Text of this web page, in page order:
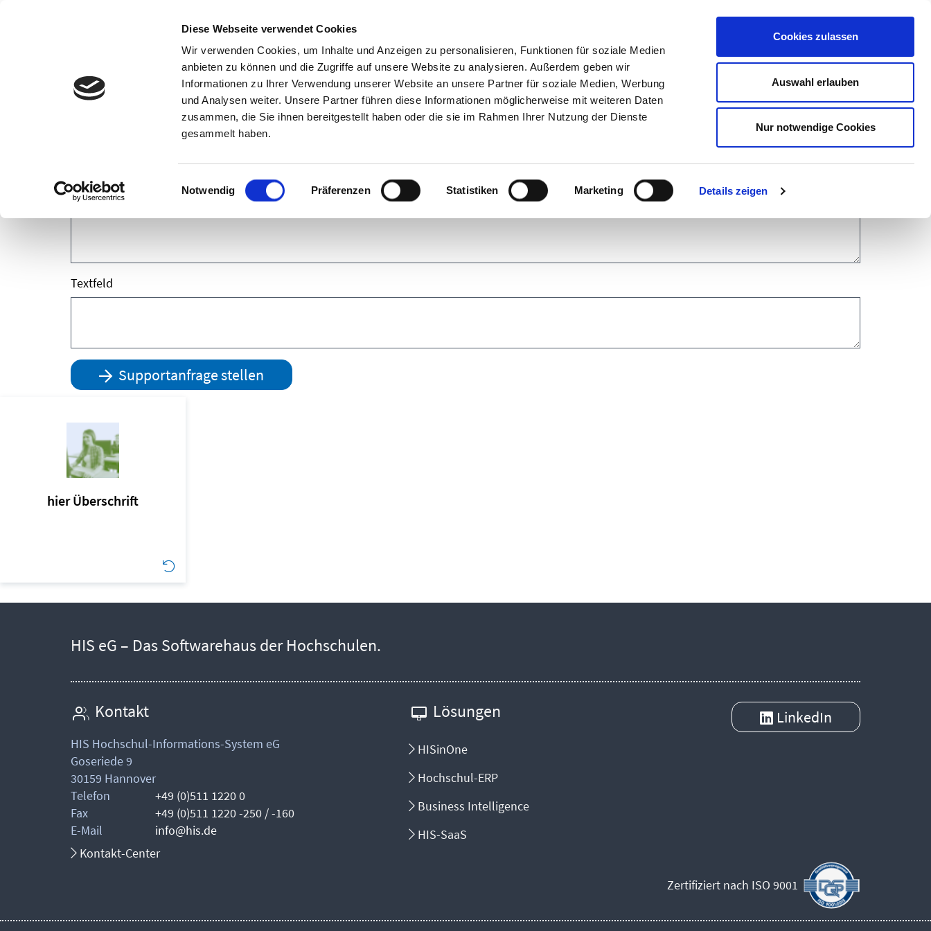
Diese Webseite verwendet Cookies
Wir verwenden Cookies, um Inhalte und Anzeigen zu personalisieren, Funktionen für soziale Medien
anbieten zu können und die Zugriffe auf unsere Website zu analysieren. Außerdem geben wir
Informationen zu Ihrer Verwendung unserer Website an unsere Partner für soziale Medien, Werbung
und Analysen weiter. Unsere Partner führen diese Informationen möglicherweise mit weiteren Daten
zusammen, die Sie ihnen bereitgestellt haben oder die sie im Rahmen Ihrer Nutzung der Dienste
gesammelt haben.
Einwilligungsauswahl
Notwendig Präferenzen Statistiken Marketing Details zeigen
Cookies zulassen
Auswahl erlauben
Nur notwendige Cookies
Lösungen News Events & Schulungen
Einfache Sprache
HIS eG Mein HIS
Start
Oops, an error occurred! Request: 8acc2683e93ff
Ihre Kontaktdaten
Textfeld
Textfeld
Supportanfrage stellen
hier Überschrift
Hier der Text
HIS eG – Das Softwarehaus der Hochschulen.
Kontakt
HIS Hochschul-Informations-System eG
Goseriede 9
30159 Hannover
Telefon
+49 (0)511 1220 0
Fax
+49 (0)511 1220 -250 / -160
E-Mail
info@his.de
Kontakt-Center
Lösungen
HISinOne
Hochschul-ERP
Business Intelligence
HIS-SaaS
LinkedIn
Zertifiziert nach ISO 9001